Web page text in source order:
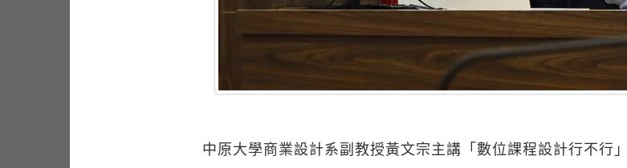
中原大學商業設計系副教授黃文宗主講「數位課程設計行不行